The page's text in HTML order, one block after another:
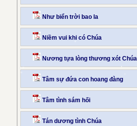
Như biển trời bao la
Niềm vui khi có Chúa
Nương tựa lòng thương xót Chúa
Tâm sự đứa con hoang đàng
Tâm tình sám hối
Tán dương tình Chúa